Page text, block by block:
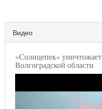
Видео
«Солнцепек»
Волгоградской области